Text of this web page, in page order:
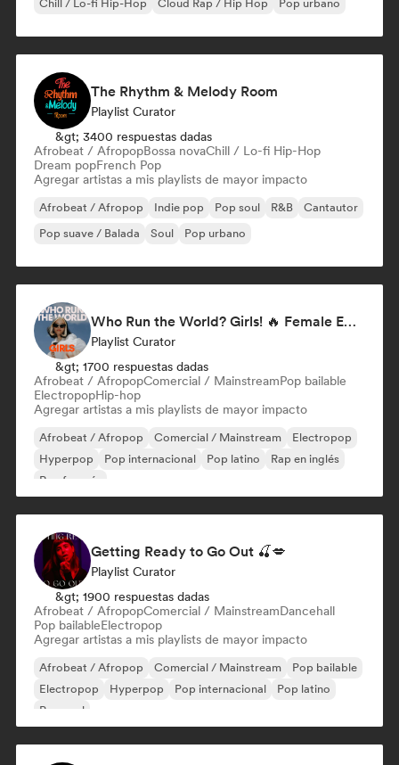
Chill / Lo-fi Hip-Hop
Cloud Rap / Hip Hop Pop urbano
The Rhythm & Melody Room
Playlist Curator
&gt; 3400 respuestas dadas
Afrobeat / AfropopBossa novaChill / Lo-fi Hip-Hop
Dream popFrench Pop
Agregar artistas a mis playlists de mayor impacto
Afrobeat / Afropop Indie pop Pop soul R&B
Cantautor
Pop suave / Balada
Soul Pop urbano
Who Run the World? Girls! 🔥 Female Empowerment Pop & Girl-Power Anthems
Playlist Curator
&gt; 1700 respuestas dadas
Afrobeat / AfropopComercial / MainstreamPop bailable
ElectropopHip-hop
Agregar artistas a mis playlists de mayor impacto
Afrobeat / Afropop Comercial / Mainstream
Electropop
Hyperpop
Pop internacional Pop latino
Rap en inglés
Rap francés
Getting Ready to Go Out 🍒💋
Playlist Curator
&gt; 1900 respuestas dadas
Afrobeat / AfropopComercial / MainstreamDancehall
Pop bailableElectropop
Agregar artistas a mis playlists de mayor impacto
Afrobeat / Afropop Comercial / Mainstream
Pop bailable
Electropop
Hyperpop Pop internacional
Pop latino
Pop soul